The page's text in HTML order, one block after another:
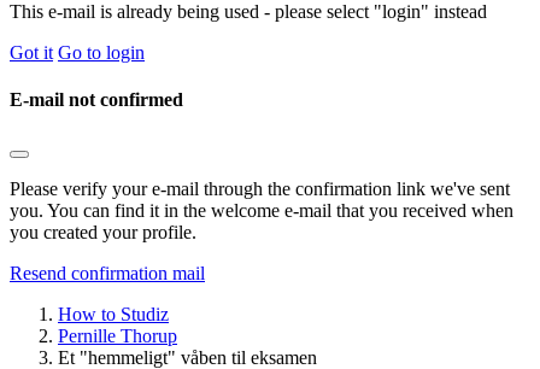
This e-mail is already being used - please select "login" instead
Got it Go to login
E-mail not confirmed
Please verify your e-mail through the confirmation link we've sent
you. You can find it in the welcome e-mail that you received when
you created your profile.
Resend confirmation mail
How to Studiz
Pernille Thorup
Et "hemmeligt" våben til eksamen